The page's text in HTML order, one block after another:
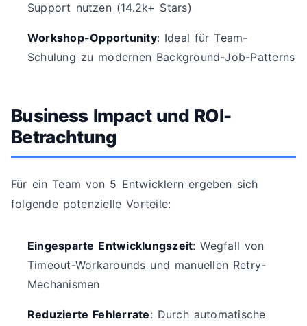
Support nutzen (14.2k+ Stars)
Workshop-Opportunity: Ideal für Team-
Schulung zu modernen Background-Job-Patterns
Business Impact und ROI-
Betrachtung
Für ein Team von 5 Entwicklern ergeben sich
folgende potenzielle Vorteile:
Eingesparte Entwicklungszeit: Wegfall von
Timeout-Workarounds und manuellen Retry-
Mechanismen
Reduzierte Fehlerrate: Durch automatische